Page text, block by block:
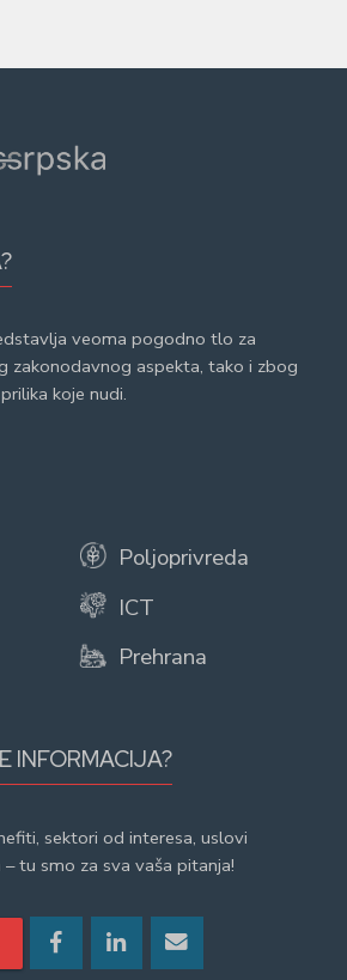
veoma pogodno tlo za
zakonodavnog aspekta, tako i zbog
koje nudi.
Poljoprivreda
ICT
Prehrana
INFORMACIJA?
sektori od interesa, uslovi
tu smo za sva vaša pitanja!